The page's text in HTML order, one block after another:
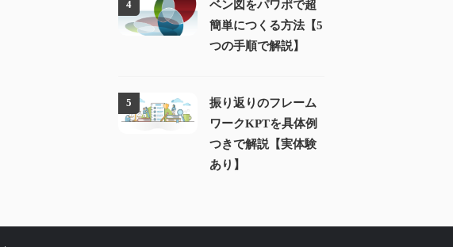
4
ベン図をパワポで超
簡単につくる方法【5
つの手順で解説】
5
振り返りのフレーム
ワークKPTを具体例
つきで解説【実体験
あり】